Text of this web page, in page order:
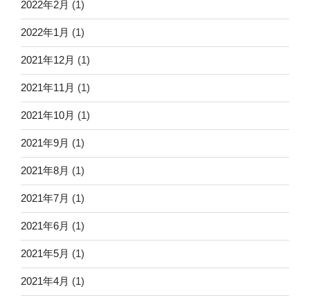
2022年2月 (1)
2022年1月 (1)
2021年12月 (1)
2021年11月 (1)
2021年10月 (1)
2021年9月 (1)
2021年8月 (1)
2021年7月 (1)
2021年6月 (1)
2021年5月 (1)
2021年4月 (1)